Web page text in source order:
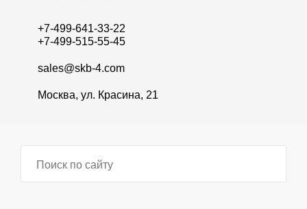
+7-499-641-33-22
+7-499-515-55-45
sales@skb-4.com
Москва, ул. Красина, 21